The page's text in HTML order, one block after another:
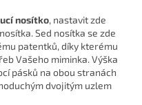
nosítko, nastavit zde
Sed nosítka se zde
patentků, díky kterému
Vašeho miminka. Výška
pásků na obou stranách
dvojitým uzlem